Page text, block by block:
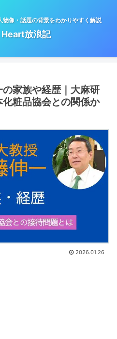
物像・話題の背景をわかりやすく解説
放浪記
家族や経歴｜大麻研
粧品協会との関係か
2026.01.26